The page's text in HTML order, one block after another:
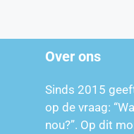
Over ons
Sinds 2015
op de vraag:
nou?”. Op dit